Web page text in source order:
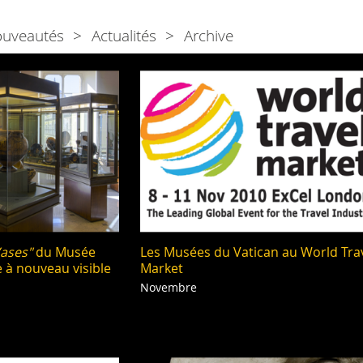
du Musée
nouveau visible
Les Musées du Vatican au World
Market
Novembre
Actualités Archive